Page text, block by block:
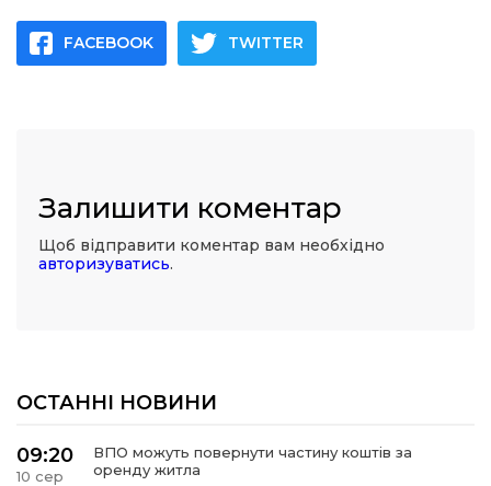
FACEBOOK TWITTER
Залишити коментар
Щоб відправити коментар вам необхідно
авторизуватись.
ОСТАННІ НОВИНИ
09:20
10 сер
ВПО можуть повернути частину коштів за
оренду житла